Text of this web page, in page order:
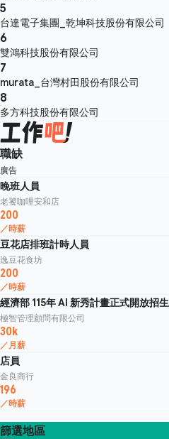
5
台達電子集團_乾坤科技股份有限公司
6
雙鴻科技股份有限公司
7
murata_台灣村田股份有限公司
8
多方科技股份有限公司
職缺
廣告
晚班人員
老饕咖哩安和店
200
／時薪
豆花店排班計時人員
逸豆花食坊
200
／時薪
經濟部 115年 AI 新秀計畫正式開放招生
極智管理顧問有限公司
30k
／月薪
店員
金良商行
196
／時薪
篩選地區